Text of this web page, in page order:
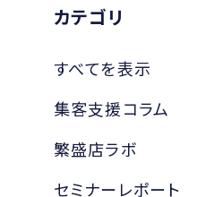
カテゴリ
すべてを表示
集客支援コラム
繁盛店ラボ
セミナーレポート